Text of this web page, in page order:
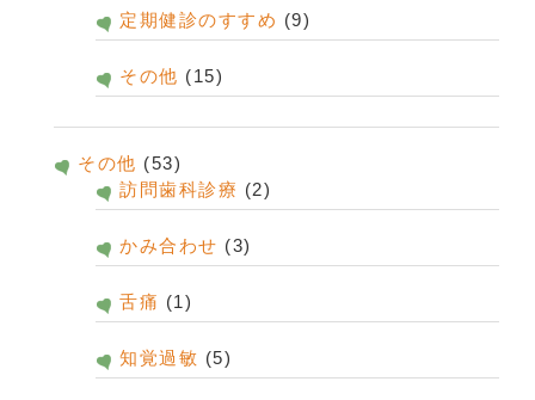
定期健診のすすめ (9)
その他 (15)
その他 (53)
訪問歯科診療 (2)
かみ合わせ (3)
舌痛 (1)
知覚過敏 (5)